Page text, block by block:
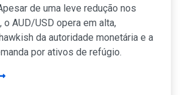
de uma leve redução nos
AUD/USD opera em alta,
da autoridade monetária e a
por ativos de refúgio.